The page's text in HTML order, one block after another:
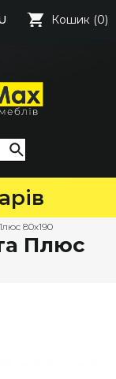
Кошик (0)
80х190
Плюс